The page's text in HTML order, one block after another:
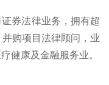
券法律业务，拥有超
购项目法律顾问，业
健康及金融服务业。